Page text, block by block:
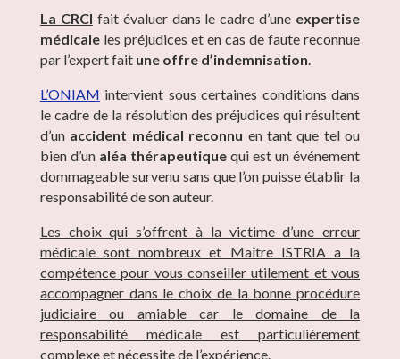
La CRCI fait évaluer dans le cadre d’une expertise
médicaleles préjudices et en cas de faute reconnue
par l’expert fait une offre d’indemnisation.
L’ONIAM intervient sous certaines conditions dans
le cadre de la résolution des préjudices qui résultent
d’un accident médical reconnu en tant que tel ou
bien d’un aléa thérapeutiquequi est un événement
dommageable survenu sans que l’on puisse établir la
responsabilité de son auteur.
Les choix qui s’offrent à la victime d’une erreur
médicale sont nombreux et Maître ISTRIA a la
compétence pour vous conseiller utilement et vous
accompagner dans le choix de la bonne procédure
judiciaire ou amiable car le domaine de la
responsabilité médicale est particulièrement
complexe et nécessite de l’expérience.